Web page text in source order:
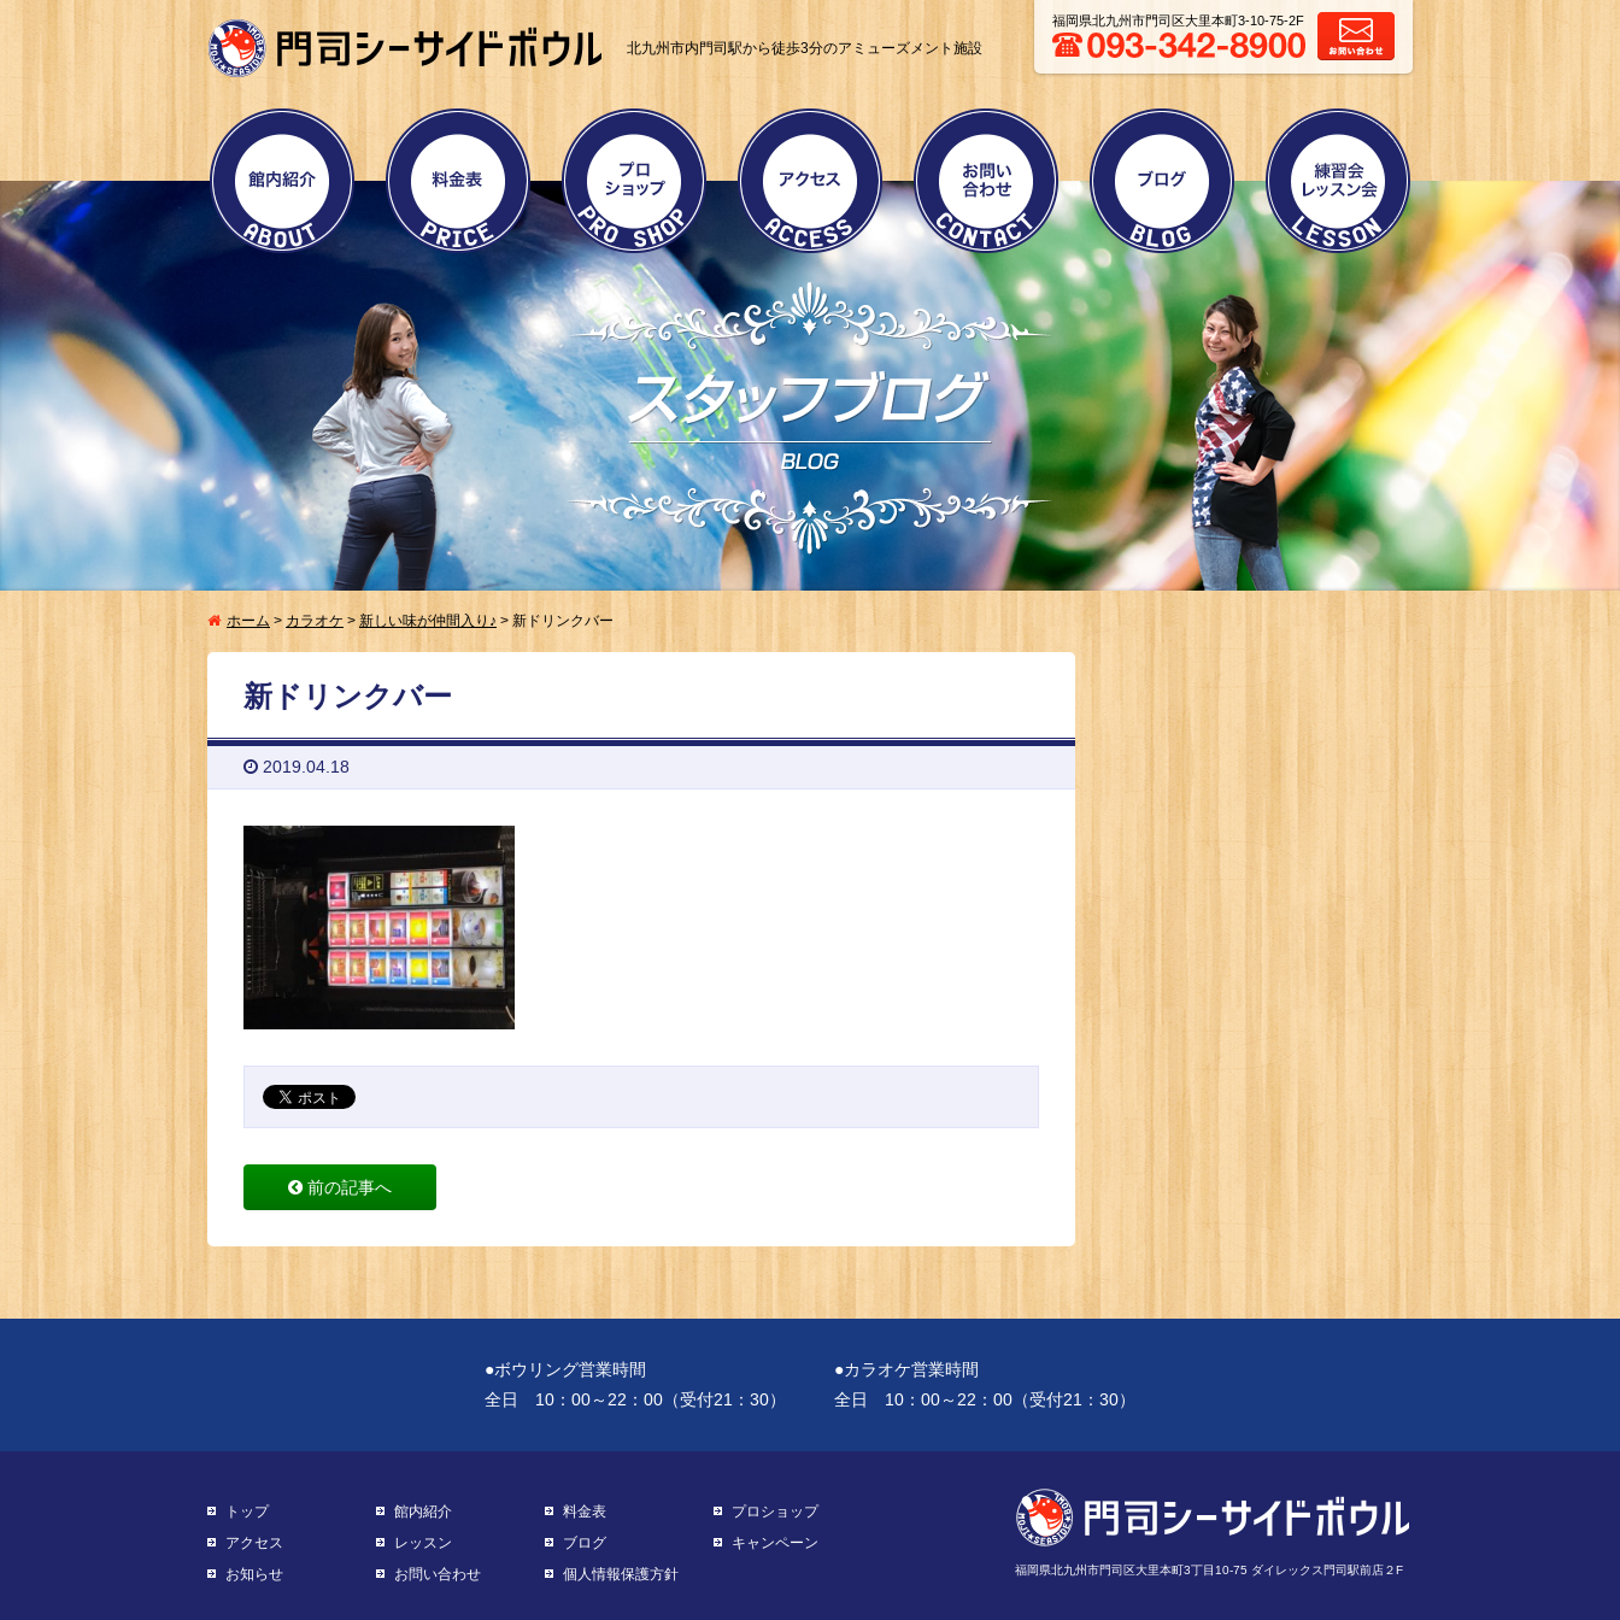
北九州市内門司駅から徒歩3分のアミューズメント施設
福岡県北九州市門司区大里本町3-10-75-2F
ホーム > カラオケ >新しい味が仲間入り♪ > 新ドリンクバー
新ドリンクバー
2019.04.18
前の記事へ
●ボウリング営業時間
全日 10：00～22：00（受付21：30）
●カラオケ営業時間
全日 10：00～22：00（受付21：30）
トップ 館内紹介 料金表
プロショップ
アクセス
レッスン ブログ
キャンペーン
お知らせ
お問い合わせ 個人情報保護方針 福岡県北九州市門司区大里本町3丁目10-75 ダイレックス門司駅前店２F